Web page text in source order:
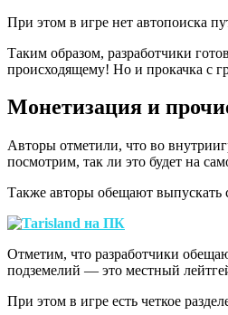
При этом в игре нет автопоиска
Таким образом, разработчики
происходящему! Но и прокачка с
Монетизация и
Авторы отметили, что во
посмотрим, так ли это будет на
Также авторы обещают выпускать
Отметим, что разработчики
подземелий — это местный
При этом в игре есть четкое